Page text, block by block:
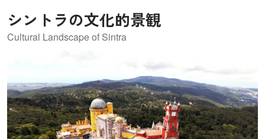
給は最重要課題となっていました。
シントラの文化的景観
Cultural Landscape of Sintra